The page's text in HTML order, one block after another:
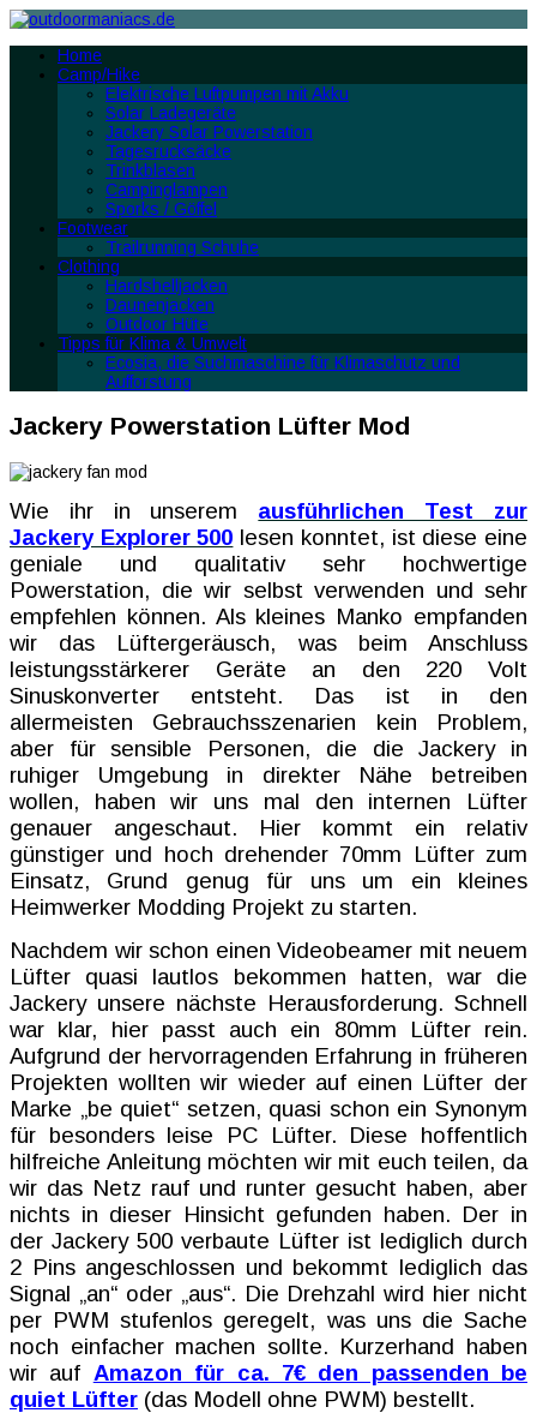
Home
Camp/Hike
Elektrische Luftpumpen mit Akku
Solar Ladegeräte
Jackery Solar Powerstation
Tagesrucksäcke
Trinkblasen
Campinglampen
Sporks / Göffel
Footwear
Trailrunning Schuhe
Clothing
Hardshelljacken
Daunenjacken
Outdoor Hüte
Tipps für Klima & Umwelt
Ecosia, die Suchmaschine für Klimaschutz und
Aufforstung
Jackery Powerstation Lüfter Mod
Wie ihr in unserem ausführlichen Test zur
Jackery Explorer 500 lesen konntet, ist diese eine
geniale und qualitativ sehr hochwertige
Powerstation, die wir selbst verwenden und sehr
empfehlen können. Als kleines Manko empfanden
wir das Lüftergeräusch, was beim Anschluss
leistungsstärkerer Geräte an den 220 Volt
Sinuskonverter entsteht. Das ist in den
allermeisten Gebrauchsszenarien kein Problem,
aber für sensible Personen, die die Jackery in
ruhiger Umgebung in direkter Nähe betreiben
wollen, haben wir uns mal den internen Lüfter
genauer angeschaut. Hier kommt ein relativ
günstiger und hoch drehender 70mm Lüfter zum
Einsatz, Grund genug für uns um ein kleines
Heimwerker Modding Projekt zu starten.
Nachdem wir schon einen Videobeamer mit neuem
Lüfter quasi lautlos bekommen hatten, war die
Jackery unsere nächste Herausforderung. Schnell
war klar, hier passt auch ein 80mm Lüfter rein.
Aufgrund der hervorragenden Erfahrung in früheren
Projekten wollten wir wieder auf einen Lüfter der
Marke „be quiet“ setzen, quasi schon ein Synonym
für besonders leise PC Lüfter. Diese hoffentlich
hilfreiche Anleitung möchten wir mit euch teilen, da
wir das Netz rauf und runter gesucht haben, aber
nichts in dieser Hinsicht gefunden haben. Der in
der Jackery 500 verbaute Lüfter ist lediglich durch
2 Pins angeschlossen und bekommt lediglich das
Signal „an“ oder „aus“. Die Drehzahl wird hier nicht
per PWM stufenlos geregelt, was uns die Sache
noch einfacher machen sollte. Kurzerhand haben
wir auf Amazon für ca. 7€ den passenden be
quiet Lüfter (das Modell ohne PWM) bestellt.